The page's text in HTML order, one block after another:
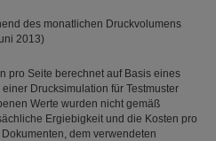
des monatlichen Druckvolumens
2013)
pro Seite berechnet auf Basis eines
Drucksimulation für Testmuster
Werte wurden nicht gemäß
Ergiebigkeit und die Kosten pro
dem verwendeten